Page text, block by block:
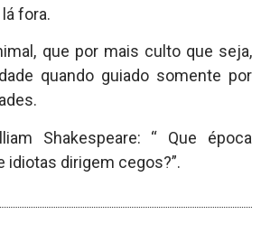
fora.
que por mais culto que seja,
quando guiado somente por
Shakespeare: “ Que época
idiotas dirigem cegos?”.